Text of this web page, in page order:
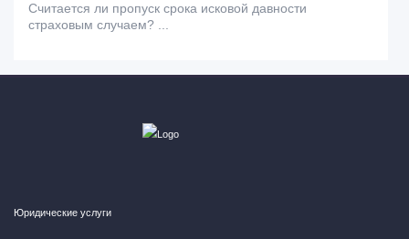
Считается ли пропуск срока исковой давности
страховым случаем? ...
Юридические услуги